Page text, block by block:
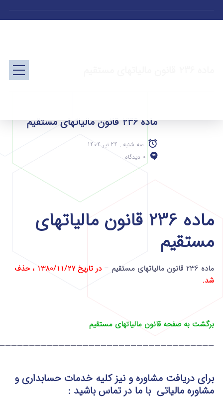
ماده 236 قانون مالیاتهای مستقیم
سه شنبه , 24 تیر 1404
0 دیدگاه
ماده 236 قانون مالیاتهای
مستقیم
ماده 236 قانون مالیاتهای مستقیم –
در تاریخ 1380/11/27 ، حذف
شد.
برگشت به صفحه قانون مالیاتهای مستقیم
برای دریافت مشاوره و نیز کلیه خدمات حسابداری و
مشاوره مالیاتیبا ما در تماسباشید :